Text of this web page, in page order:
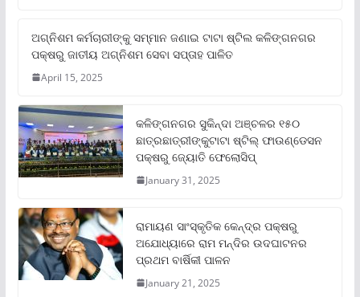
ଅଗ୍ନିଶମ କର୍ମଚାରୀଙ୍କୁ ସମ୍ମାନ ଜଣାଇ ଟାଟା ଷ୍ଟିଲ କଳିଙ୍ଗନଗର
ପକ୍ଷରୁ ଜାତୀୟ ଅଗ୍ନିଶମ ସେବା ସପ୍ତାହ ପାଳିତ
April 15, 2025
କଳିଙ୍ଗନଗର ସୁକିନ୍ଦା ଅଞ୍ଚଳର ୧୫୦
ଛାତ୍ରଛାତ୍ରୀଙ୍କୁଟାଟା ଷ୍ଟିଲ୍ ଫାଉଣ୍ଡେସନ
ପକ୍ଷରୁ ଜ୍ୟୋତି ଫେଲୋସିପ୍‌
January 31, 2025
ରାମାୟଣ ସାଂସ୍କୃତିକ କେନ୍ଦ୍ର ପକ୍ଷରୁ
ଅଯୋଧ୍ୟାରେ ରାମ ମନ୍ଦିର ଉଦଘାଟନର
ପ୍ରଥମ ବାର୍ଷିକୀ ପାଳନ
January 21, 2025